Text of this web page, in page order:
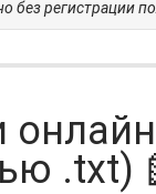
без регистрации
онлайн
.txt)